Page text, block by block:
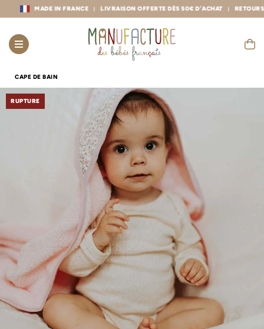
MADE IN FRANCE LIVRAISON OFFERTE DÈS 50€ D’ACHAT RETOURS
CAPE DE BAIN
RUPTURE